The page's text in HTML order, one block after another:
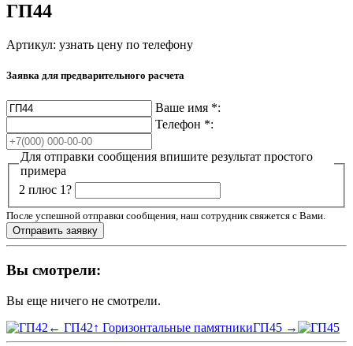
ГП44
Артикул: узнать цену по телефону
Заявка для предварительного расчета
Ваше имя *:
Телефон *:
Для отправки сообщения впишите результат простого
примера
2 плюс 1?
После успешной отправки сообщения, наш сотрудник свяжется с Вами.
Вы смотрели:
Вы еще ничего не смотрели.
← ГП42↑ Горизонтальные памятникиГП45 →